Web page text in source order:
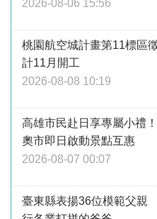
2026-08-06 15:56
桃園航空城計畫第11標區
計11月開工
2026-08-08 10:19
高雄市民赴日享專屬小禮
奧市即日啟動景點互惠
2026-08-07 00:07
臺東縣表揚36位模範父親